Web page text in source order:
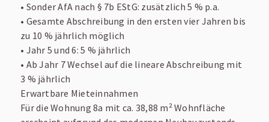
• Sonder AfA nach § 7b EStG: zusätzlich 5 % p.a.
• Gesamte Abschreibung in den ersten vier Jahren bis
zu 10 % jährlich möglich
• Jahr 5 und 6: 5 % jährlich
• Ab Jahr 7 Wechsel auf die lineare Abschreibung mit
3 % jährlich
Erwartbare Mieteinnahmen
Für die Wohnung 8a mit ca. 38,88 m² Wohnfläche